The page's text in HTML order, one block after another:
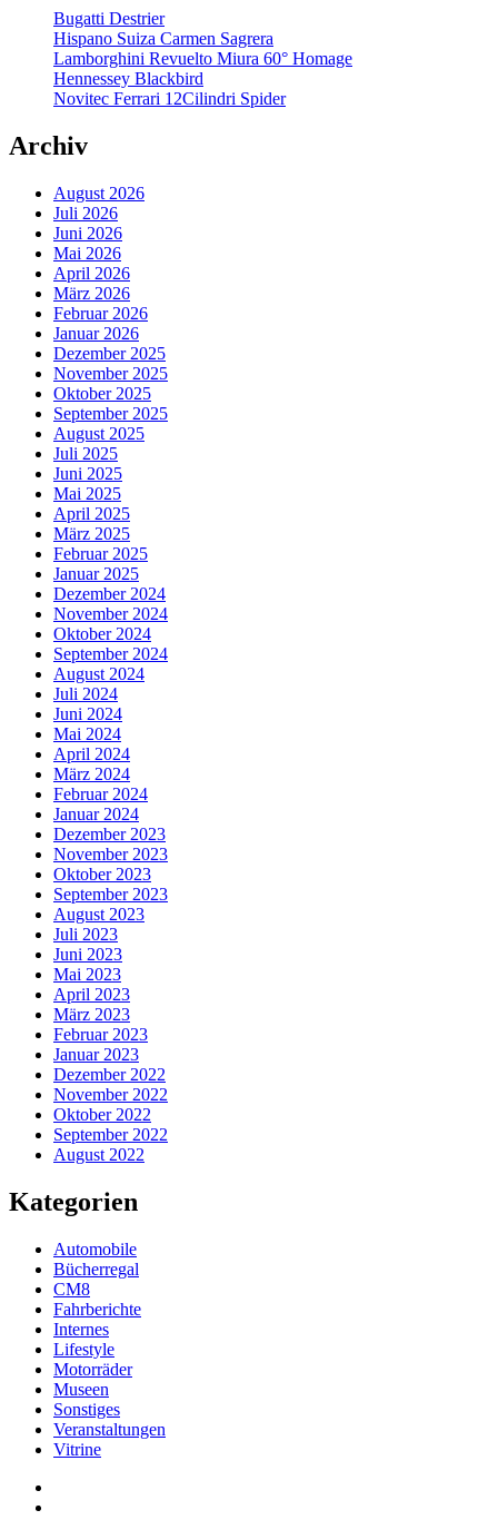
Bugatti Destrier
Hispano Suiza Carmen Sagrera
Lamborghini Revuelto Miura 60° Homage
Hennessey Blackbird
Novitec Ferrari 12Cilindri Spider
Archiv
August 2026
Juli 2026
Juni 2026
Mai 2026
April 2026
März 2026
Februar 2026
Januar 2026
Dezember 2025
November 2025
Oktober 2025
September 2025
August 2025
Juli 2025
Juni 2025
Mai 2025
April 2025
März 2025
Februar 2025
Januar 2025
Dezember 2024
November 2024
Oktober 2024
September 2024
August 2024
Juli 2024
Juni 2024
Mai 2024
April 2024
März 2024
Februar 2024
Januar 2024
Dezember 2023
November 2023
Oktober 2023
September 2023
August 2023
Juli 2023
Juni 2023
Mai 2023
April 2023
März 2023
Februar 2023
Januar 2023
Dezember 2022
November 2022
Oktober 2022
September 2022
August 2022
Kategorien
Automobile
Bücherregal
CM8
Fahrberichte
Internes
Lifestyle
Motorräder
Museen
Sonstiges
Veranstaltungen
Vitrine